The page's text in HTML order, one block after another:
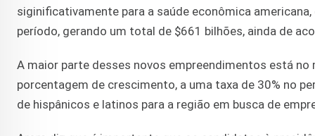
siginificativamente para a saúde econômica
período, gerando um total de $661 bilhões, ainda de
A maior parte desses novos empreendimentos está
porcentagem de crescimento, a uma taxa de 30% no
de hispânicos e latinos para a região em busca de